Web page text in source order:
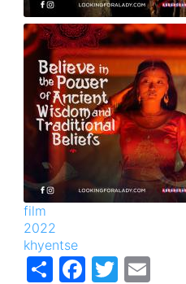
Image
film
2022
khyentse
Share Twitter